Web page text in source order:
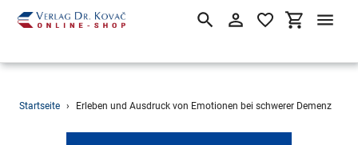
Direkt
SuchenEinloggen
Startseite › Erleben und Ausdruck von Emotionen bei schwerer Demenz